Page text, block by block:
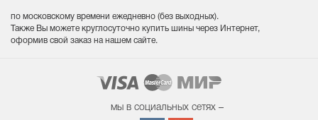
по московскому времени ежедневно (без выходных).
Также Вы можете круглосуточно купить шины через Интернет,
оформив свой заказ на нашем сайте.
мы в социальных сетях –